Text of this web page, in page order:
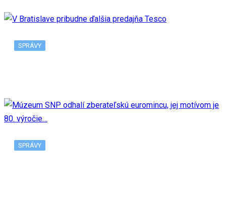
SPRÁVY
SPRÁVY